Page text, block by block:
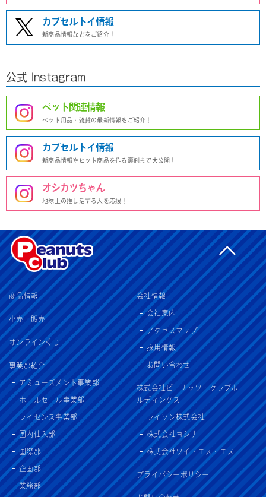
カプセルトイ情報
新商品情報などをご紹介！
公式 Instagram
ペット関連情報
ペット用品・雑貨の最新情報をご紹介！
カプセルトイ情報
新商品情報やヒット商品を作る裏側まで大公開！
オシカツちゃん
地球上の推し活する人を応援！
商品情報
小売・販売
オンラインくじ
事業部紹介
アミューズメント事業部
ホールセール事業部
ライセンス事業部
国内仕入部
国際部
企画部
業務部
会社情報
会社案内
アクセスマップ
採用情報
お問い合わせ
株式会社ピーナッツ・クラブホー
ルディングス
ライソン株式会社
株式会社ヨシナ
株式会社ワイ・エス・エヌ
プライバシーポリシー